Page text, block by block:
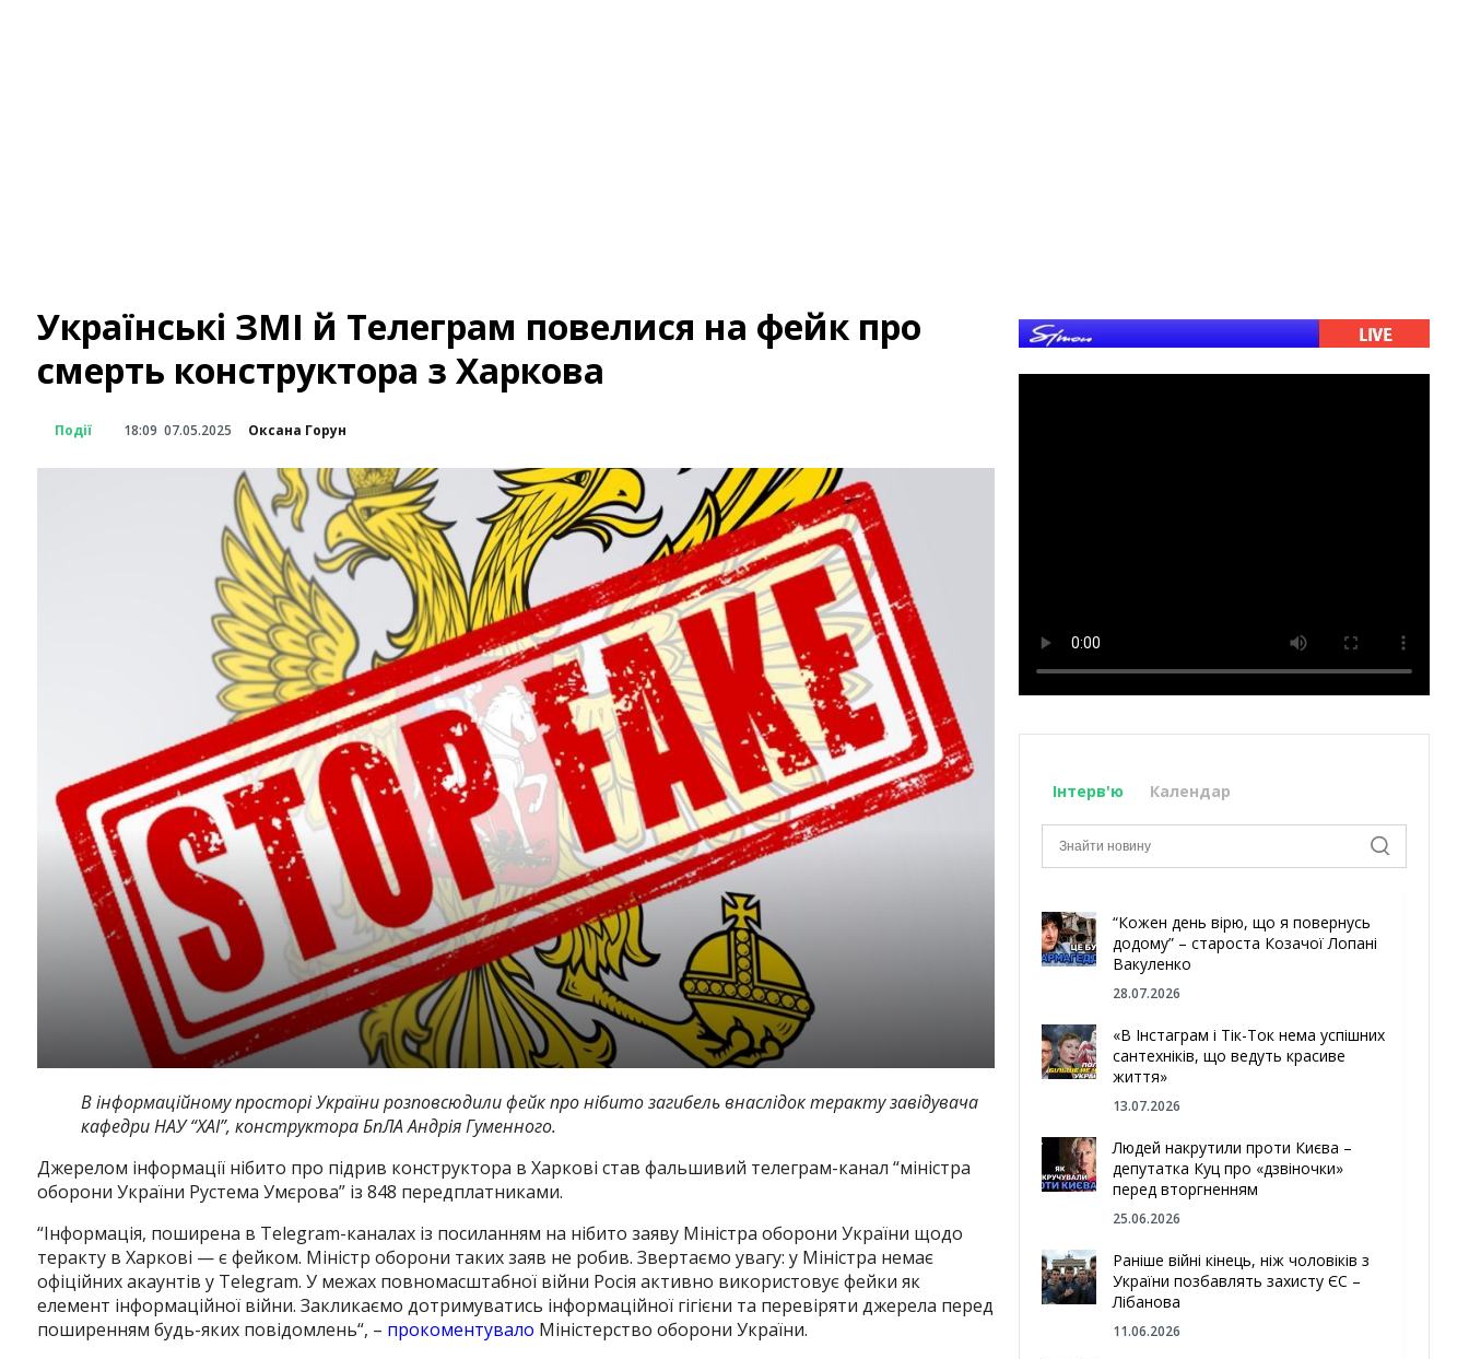
Українські ЗМІ й Телеграм повелися на фейк про
смерть конструктора з Харкова
Події 18:09 07.05.2025 Оксана Горун
В інформаційному просторі України розповсюдили фейк про нібито загибель внаслідок теракту завідувача
кафедри НАУ “ХАІ”, конструктора БпЛА Андрія Гуменного.
Джерелом інформації нібито про підрив конструктора в Харкові став фальшивий телеграм-канал “міністра
оборони України Рустема Умєрова” із 848 передплатниками.
“Інформація, поширена в Telegram-каналах із посиланням на нібито заяву Міністра оборони України щодо
теракту в Харкові — є фейком. Міністр оборони таких заяв не робив. Звертаємо увагу: у Міністра немає
офіційних акаунтів у Telegram. У межах повномасштабної війни Росія активно використовує фейки як
елемент інформаційної війни. Закликаємо дотримуватись інформаційної гігієни та перевіряти джерела перед
поширенням будь-яких повідомлень“, – прокоментувало Міністерство оборони України.
Інтерв'ю Календар
“Кожен день вірю, що я повернусь
додому” – староста Козачої Лопані
Вакуленко
28.07.2026
«В Інстаграм і Тік-Ток нема успішних
сантехніків, що ведуть красиве
життя»
13.07.2026
Людей накрутили проти Києва –
депутатка Куц про «дзвіночки»
перед вторгненням
25.06.2026
Раніше війні кінець, ніж чоловіків з
України позбавлять захисту ЄС –
Лібанова
11.06.2026